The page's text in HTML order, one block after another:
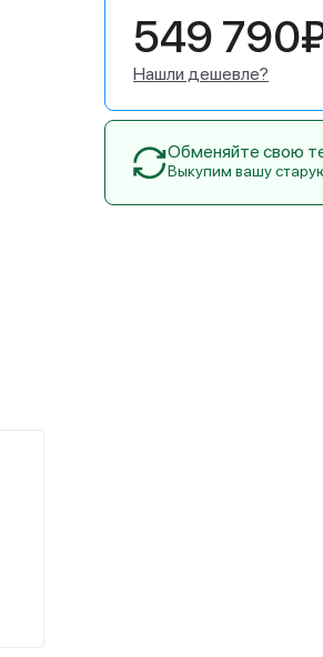
549
Нашли дешевле?
Обменяйте свою
Выкупим вашу